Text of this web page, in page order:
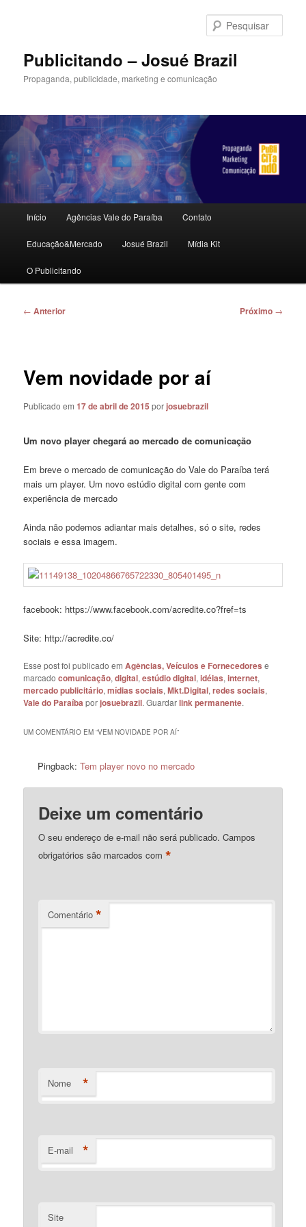
principalPublicitando – Josué Brazil
Propaganda, publicidade, marketing e comunicação
principal
Início Agências Vale do Paraíba Contato
Educação&Mercado Josué Brazil Mídia Kit
O Publicitando
Navegação
← Anterior Próximo →
Vem novidade por aí
Publicado em17 de abril de 2015 porjosuebrazil
Um novo player chegará ao mercado de comunicação
Em breve o mercado de comunicação do Vale do Paraíba terá
mais um player. Um novo estúdio digital com gente com
experiência de mercado
Ainda não podemos adiantar mais detalhes, só o site, redes
sociais e essa imagem.
facebook: https://www.facebook.com/acredite.co?fref=ts
Site: http://acredite.co/
Esse post foi publicado emAgências, Veículos e Fornecedores e
marcadocomunicação,digital,estúdio digital,idéias,internet,
mercado publicitário,mídias sociais,Mkt.Digital,redes sociais,
Vale do Paraíba porjosuebrazil. Guardarlink permanente.
UM COMENTÁRIO EM “VEM NOVIDADE POR AÍ”
Pingback:Tem player novo no mercado
Deixe um comentário
O seu endereço de e-mail não será publicado. Campos
obrigatórios são marcados com*
Comentário *
Nome *
E-mail *
Site